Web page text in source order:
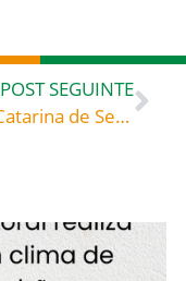
POST SEGUINTE
Santa Catarina de Sena (1347-1380), celebrada hoje, 29, roga por todos nós e ajuda-nos a afastar do mundo a pandemia!